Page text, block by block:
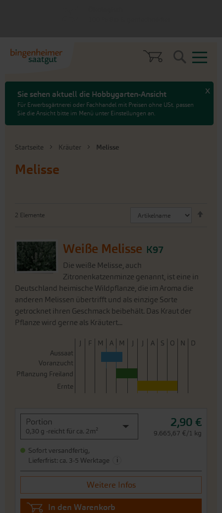
Sie sehen aktuell die Hobbygarten-Ansicht
Für Erwerbsgärtnerei oder Fachhandel mit Preisen ohne USt. passen
Sie die Ansicht bitte im Menü unter Einstellungen an.
x
Search
Startseite Kräuter Melisse
Melisse
2 Elemente
Weiße Melisse K97
Die weiße Melisse, auch
Zitronenkatzenminze genannt, ist eine in
Deutschland heimische Wildpflanze, die im Aroma die
anderen Melissen übertrifft und als einzige Sorte
getrocknet ihren Geschmack beibehält. Das Kraut der
Pflanze wird gerne als Kräutert...
J F M A M J J A S O N
D
Aussaat
Voranzucht
Pflanzung Freiland
Ernte
Portion
0,30 g -reicht für ca. 2m²
2,90 €
9.665,67 €/1 kg
Sofort versandfertig,
Lieferfrist: ca. 3-5 Werktage
i
Weitere Infos
In den Warenkorb